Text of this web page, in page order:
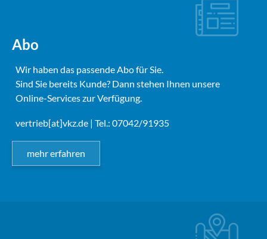
Abo
Wir haben das passende Abo für Sie.
Sind Sie bereits Kunde? Dann stehen Ihnen unsere
Online-Services zur Verfügung.
vertrieb[at]vkz.de | Tel.: 07042/91935
mehr erfahren